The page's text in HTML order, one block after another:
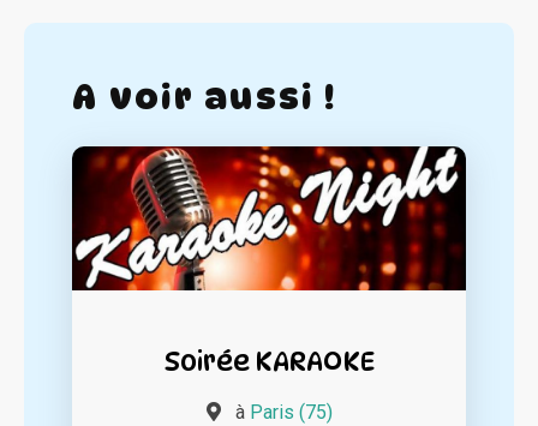
A voir aussi !
Soirée KARAOKE
à Paris (75)